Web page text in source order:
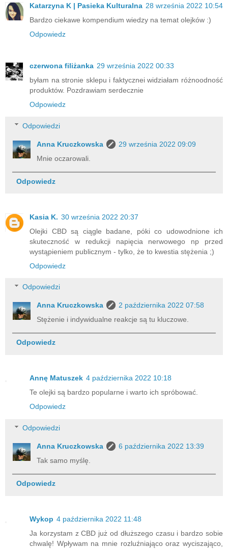
Katarzyna K | Pasieka Kulturalna 28 września 2022 10:54
Bardzo ciekawe kompendium wiedzy na temat olejków :)
Odpowiedz
czerwona filiżanka 29 września 2022 00:33
byłam na stronie sklepu i faktycznei widziałam różnoodność
produktów. Pozdrawiam serdecznie
Odpowiedz
Odpowiedzi
Anna Kruczkowska
29 września 2022 09:09
Mnie oczarowali.
Odpowiedz
Kasia K. 30 września 2022 20:37
Olejki CBD są ciągle badane, póki co udowodnione ich
skuteczność w redukcji napięcia nerwowego np przed
wystąpieniem publicznym - tylko, że to kwestia stężenia ;)
Odpowiedz
Odpowiedzi
Anna Kruczkowska
2 października 2022 07:58
Stężenie i indywidualne reakcje są tu kluczowe.
Odpowiedz
Annę Matuszek 4 października 2022 10:18
Te olejki są bardzo popularne i warto ich spróbować.
Odpowiedz
Odpowiedzi
Anna Kruczkowska
6 października 2022 13:39
Tak samo myślę.
Odpowiedz
Wykop 4 października 2022 11:48
Ja korzystam z CBD już od dłuższego czasu i bardzo sobie
chwalę! Wpływam na mnie rozluźniająco oraz wyciszająco,